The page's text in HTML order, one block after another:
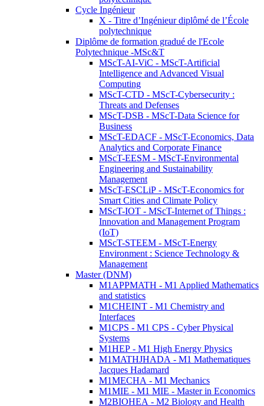
Cycle Ingénieur
X - Titre d’Ingénieur diplômé de l’École
polytechnique
Diplôme de formation gradué de l'Ecole
Polytechnique -MSc&T
MScT-AI-ViC - MScT-Artificial
Intelligence and Advanced Visual
Computing
MScT-CTD - MScT-Cybersecurity :
Threats and Defenses
MScT-DSB - MScT-Data Science for
Business
MScT-EDACF - MScT-Economics, Data
Analytics and Corporate Finance
MScT-EESM - MScT-Environmental
Engineering and Sustainability
Management
MScT-ESCLiP - MScT-Economics for
Smart Cities and Climate Policy
MScT-IOT - MScT-Internet of Things :
Innovation and Management Program
(IoT)
MScT-STEEM - MScT-Energy
Environment : Science Technology &
Management
Master (DNM)
M1APPMATH - M1 Applied Mathematics
and statistics
M1CHEINT - M1 Chemistry and
Interfaces
M1CPS - M1 CPS - Cyber Physical
Systems
M1HEP - M1 High Energy Physics
M1MATHJHADA - M1 Mathematiques
Jacques Hadamard
M1MECHA - M1 Mechanics
M1MIE - M1 MIE - Master in Economics
M2BIOHEA - M2 Biology and Health